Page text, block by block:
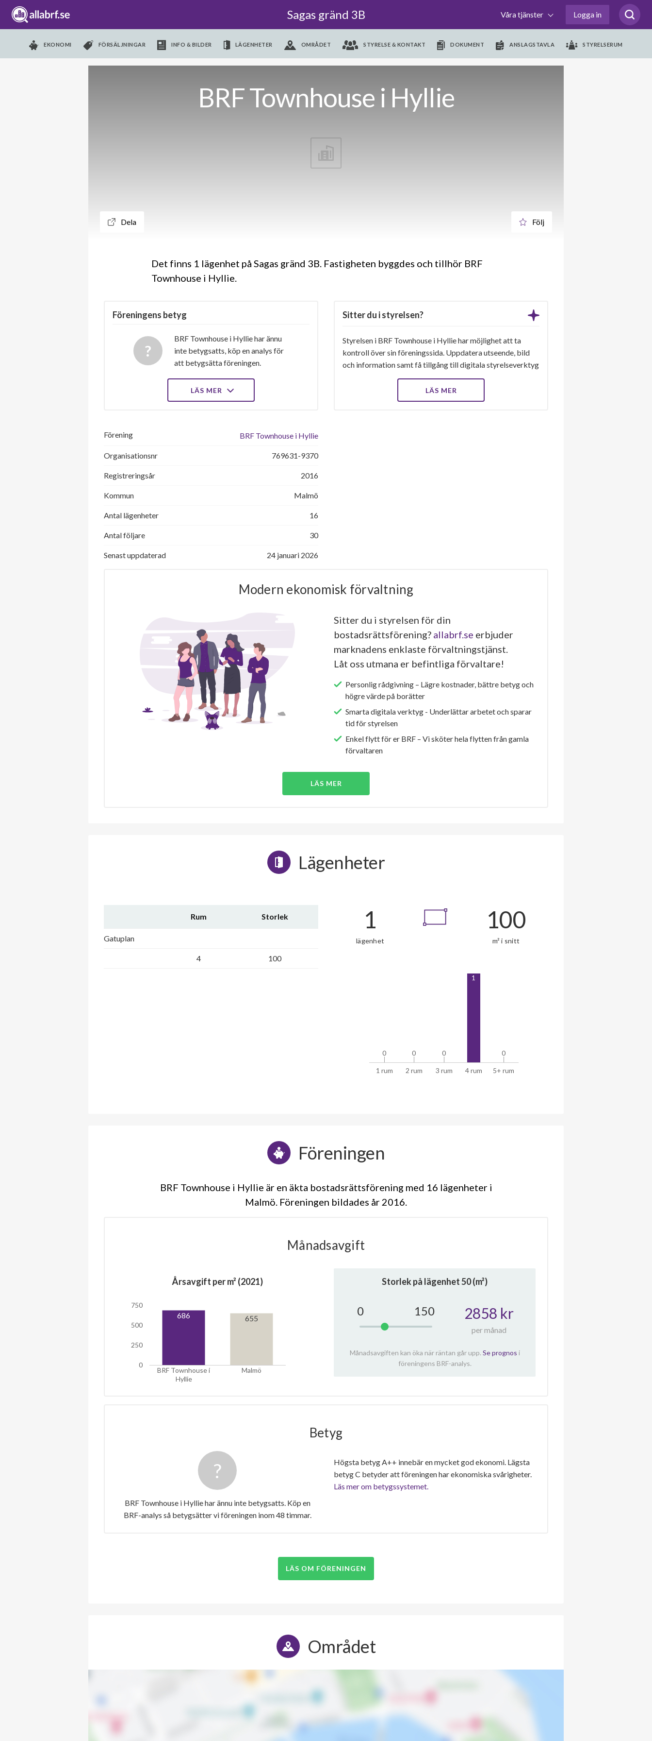
Sagas gränd 3B Våra tjänster Logga in
EKONOMI FÖRSÄLJNINGAR INFO & BILDER LÄGENHETER OMRÅDET STYRELSE & KONTAKT DOKUMENT ANSLAGSTAVLA STYRELSERUM
BRF Townhouse i Hyllie
Dela Följ
Det finns 1 lägenhet på Sagas gränd 3B. Fastigheten byggdes och tillhör BRF
Townhouse i Hyllie.
Föreningens betyg
BRF Townhouse i Hyllie har ännu
inte betygsatts, köp en analys för
att betygsätta föreningen.
LÄS MER
Sitter du i styrelsen?
Styrelsen i BRF Townhouse i Hyllie har möjlighet att ta
kontroll över sin föreningssida. Uppdatera utseende, bild
och information samt få tillgång till digitala styrelseverktyg
LÄS MER
Förening BRF Townhouse i Hyllie
Organisationsnr 769631-9370
Registreringsår 2016
Kommun Malmö
Antal lägenheter 16
Antal följare 30
Senast uppdaterad 24 januari 2026
Modern ekonomisk förvaltning
Sitter du i styrelsen för din
bostadsrättsförening? allabrf.se erbjuder
marknadens enklaste förvaltningstjänst.
Låt oss utmana er befintliga förvaltare!
Personlig rådgivning – Lägre kostnader, bättre betyg och
högre värde på borätter
Smarta digitala verktyg - Underlättar arbetet och sparar
tid för styrelsen
Enkel flytt för er BRF – Vi sköter hela flytten från gamla
förvaltaren
LÄS MER
Lägenheter
Rum Storlek
Gatuplan
4 100
1
lägenhet
100
m² i snitt
1 rum 2 rum 3 rum 4 rum 5+ rum
0
0 0
0 0
0
1
0
0
Föreningen
BRF Townhouse i Hyllie är en äkta bostadsrättsförening med 16 lägenheter i
Malmö. Föreningen bildades år 2016
Månadsavgift
Årsavgift per m² (2021)
BRF Townhouse i
Hyllie
Malmö
0
250
500
750
686 655
Storlek på lägenhet50(m²)
0 150 2858 kr
per månad
Månadsavgiften kan öka när räntan går upp. Se prognos i
föreningens BRF-analys.
Betyg
BRF Townhouse i Hyllie har ännu inte betygsatts. Köp en
BRF-analys så betygsätter vi föreningen inom 48 timmar.
Högsta betyg A++ innebär en mycket god ekonomi. Lägsta
betyg C betyder att föreningen har ekonomiska svårigheter.
Läs mer om betygssystemet.
LÄS OM FÖRENINGEN
Området